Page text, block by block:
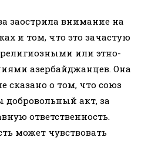
заострила внимание на
и том, что это зачастую
или этно-
азербайджанцев. Она
сказано о том, что союз
акт, за
ответственность.
может чувствовать